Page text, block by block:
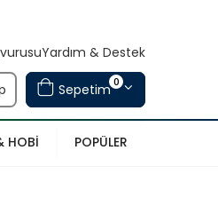
Yardım & Destek
Sepetim0
HOBİ POPÜLER